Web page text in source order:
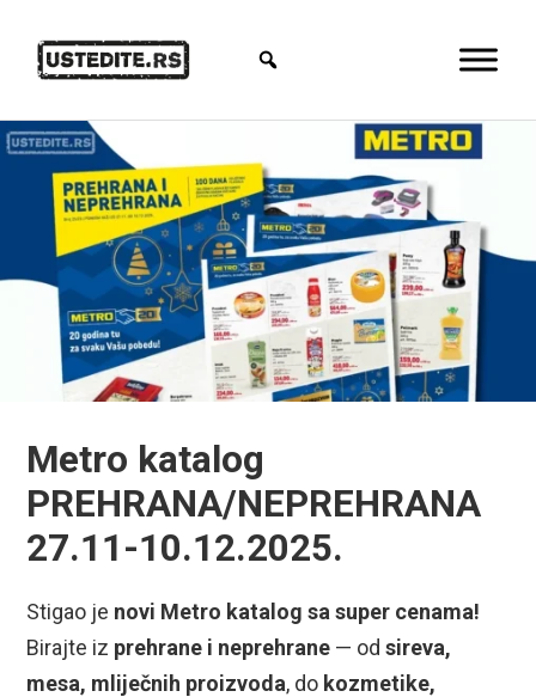
Metro katalog
PREHRANA/NEPREHRANA
27.11-10.12.2025.
Stigao je novi Metro katalog sa super cenama!
Birajte iz prehrane i neprehrane — odsireva,
mesa, mliječnih proizvoda, do kozmetike,